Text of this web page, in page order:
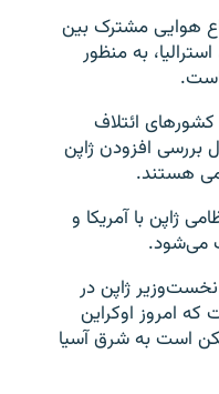
هوایی مشترک بین
به منظور
کشورهای ائتلاف
بررسی افزودن ژاپن
هستند.
ژاپن با آمریکا و
می‌شود.
نخست‌وزیر ژاپن در
که امروز اوکراین
است به شرق آسیا